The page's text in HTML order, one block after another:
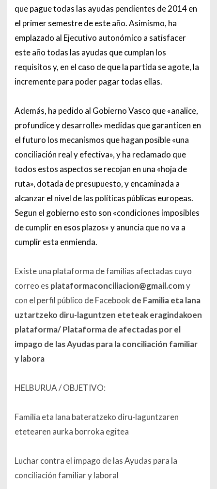
que pague todas las ayudas pendientes de 2014 en
el primer semestre de este año. Asimismo, ha
emplazado al Ejecutivo autonómico a satisfacer
este año todas las ayudas que cumplan los
requisitos y, en el caso de que la partida se agote, la
incremente para poder pagar todas ellas.
Además, ha pedido al Gobierno Vasco que «analice,
profundice y desarrolle» medidas que garanticen en
el futuro los mecanismos que hagan posible «una
conciliación real y efectiva», y ha reclamado que
todos estos aspectos se recojan en una «hoja de
ruta», dotada de presupuesto, y encaminada a
alcanzar el nivel de las políticas públicas europeas.
Segun el gobierno esto son «condiciones imposibles
de cumplir en esos plazos» y anuncia que no va a
cumplir esta enmienda.
Existe una plataforma de familias afectadas cuyo
correo es plataformaconciliacion@gmail.comy
con el perfil público de Facebook de Familia eta lana
uztartzeko diru-laguntzen eteteak eragindakoen
plataforma/ Plataforma de afectadas por el
impago de las Ayudas para la conciliación familiar
y labora
HELBURUA / OBJETIVO:
Familia eta lana bateratzeko diru-laguntzaren
etetearen aurka borroka egitea
Luchar contra el impago de las Ayudas para la
conciliación familiar y laboral